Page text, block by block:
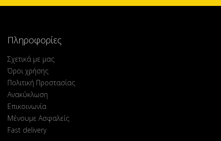
Πληροφορίες
Σχετικά με μας
Όροι χρήσης
Πολιτική Προστασίας
Ανακύκλωση
Επικοινωνία
Μένουμε Ασφαλείς
Fast delivery